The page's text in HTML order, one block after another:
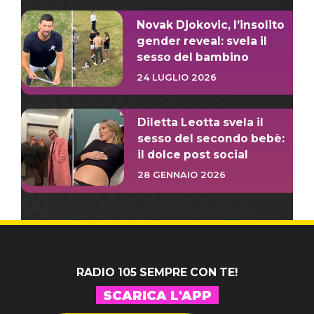
Novak Djokovic, l’insolito
gender reveal: svela il
sesso del bambino
24 LUGLIO 2026
Diletta Leotta svela il
sesso del secondo bebè:
il dolce post social
28 GENNAIO 2026
RADIO 105 SEMPRE CON TE!
SCARICA L'APP